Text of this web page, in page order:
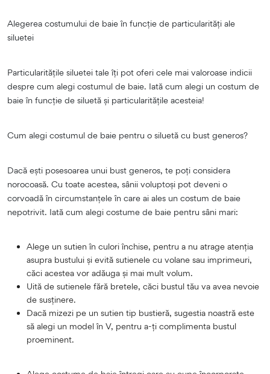
Alegerea costumului de baie în funcție de particularități ale
siluetei
Particularitățile siluetei tale îți pot oferi cele mai valoroase indicii
despre cum alegi costumul de baie. Iată cum alegi un costum de
baie în funcție de siluetă și particularitățile acesteia!
Cum alegi costumul de baie pentru o siluetă cu bust generos?
Dacă ești posesoarea unui bust generos, te poți considera
norocoasă. Cu toate acestea, sânii voluptoși pot deveni o
corvoadă în circumstanțele în care ai ales un costum de baie
nepotrivit. Iată cum alegi costume de baie pentru sâni mari:
Alege un sutien în culori închise, pentru a nu atrage atenția
asupra bustului și evită sutienele cu volane sau imprimeuri,
căci acestea vor adăuga și mai mult volum.
Uită de sutienele fără bretele, căci bustul tău va avea nevoie
de susținere.
Dacă mizezi pe un sutien tip bustieră, sugestia noastră este
să alegi un model în V, pentru a-ți complimenta bustul
proeminent.